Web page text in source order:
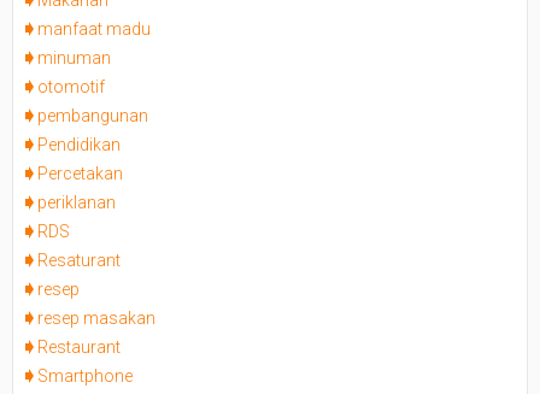
manfaat madu
minuman
otomotif
pembangunan
Pendidikan
Percetakan
periklanan
RDS
Resaturant
resep
resep masakan
Restaurant
Smartphone